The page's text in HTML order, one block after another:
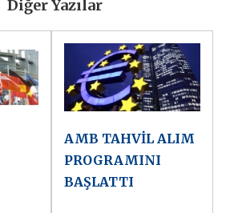
Diğer Yazılar
AMB TAHVİL ALIM
PROGRAMINI
BAŞLATTI